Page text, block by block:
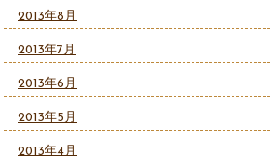
2013年8月
2013年7月
2013年6月
2013年5月
2013年4月